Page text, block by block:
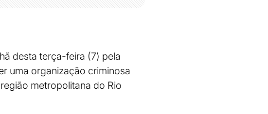
desta terça-feira (7) pela
uma organização criminosa
metropolitana do Rio